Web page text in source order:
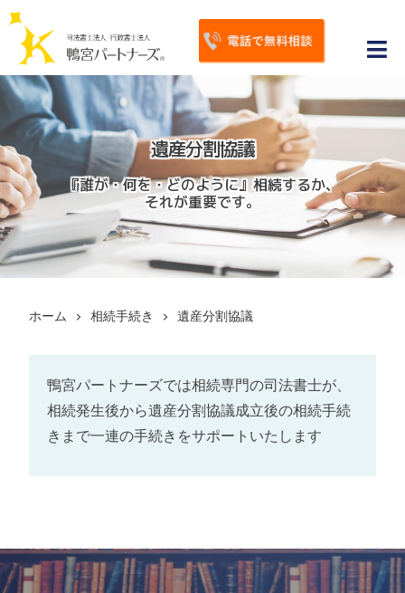
p
c
o
n
t
e
ホーム
鴨宮パートナーズが選ばれる理由
相続手続き
相続対策
相続トピックス
お客様の声・サポート事例
お知らせ
遺産分割協議
『誰が・何を・どのように』相続するか、
それが重要です。
ホーム > 相続手続き > 遺産分割協議
鴨宮パートナーズでは相続専門の司法書士が、
相続発生後から遺産分割協議成立後の相続手続
きまで一連の手続きをサポートいたします